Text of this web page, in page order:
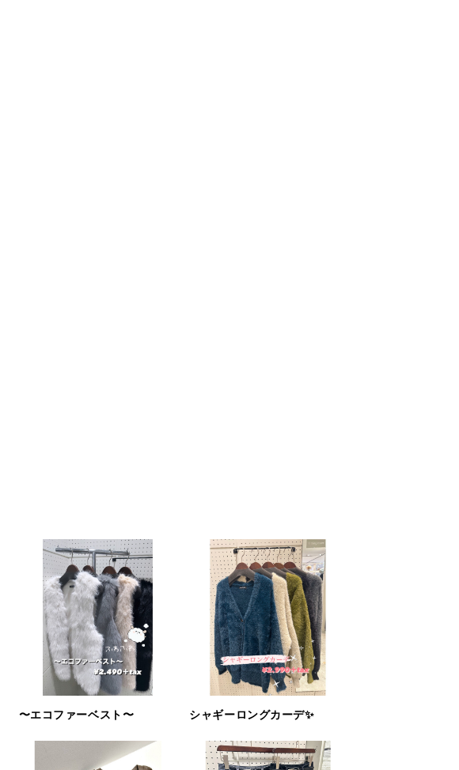
〜エコファーベスト〜 シャギーロングカーデ✨